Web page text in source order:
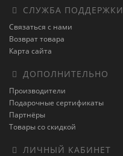
СЛУЖБА ПОДДЕРЖКИ
Связаться с нами
Возврат товара
Карта сайта
ДОПОЛНИТЕЛЬНО
Производители
Подарочные сертификаты
Партнёры
Товары со скидкой
ЛИЧНЫЙ КАБИНЕТ